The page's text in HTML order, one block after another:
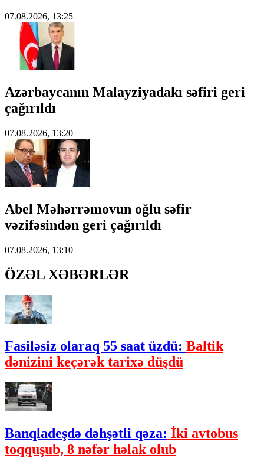
07.08.2026, 13:25
Azərbaycanın Malayziyadakı səfiri geri
çağırıldı
07.08.2026, 13:20
Abel Məhərrəmovun oğlu səfir
vəzifəsindən geri çağırıldı
07.08.2026, 13:10
ÖZƏL XƏBƏRLƏR
Fasiləsiz olaraq 55 saat üzdü: Baltik
dənizini keçərək tarixə düşdü
Banqladeşdə dəhşətli qəza: İki avtobus
toqquşub, 8 nəfər həlak olub